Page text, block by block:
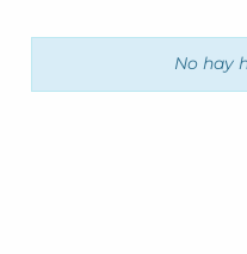
No hay